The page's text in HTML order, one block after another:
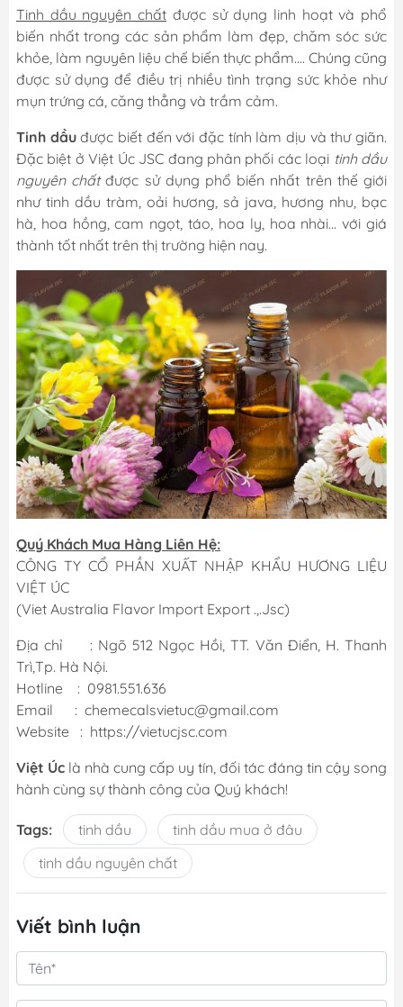
Tinh dầu nguyên chất được sử dụng linh hoạt và phổ
biến nhất trong các sản phẩm làm đẹp, chăm sóc sức
khỏe, làm nguyên liệu chế biến thực phẩm.... Chúng cũng
được sử dụng để điều trị nhiều tình trạng sức khỏe như
mụn trứng cá, căng thẳng và trầm cảm.
Tinh dầuđược biết đến với đặc tính làm dịu và thư giãn.
Đặc biệt ở Việt Úc JSC đang phân phối các loại tinh dầu
nguyên chấtđược sử dụng phổ biến nhất trên thế giới
như tinh dầu tràm, oải hương, sả java, hương nhu, bạc
hà, hoa hồng, cam ngọt, táo, hoa ly, hoa nhài... với giá
thành tốt nhất trên thị trường hiện nay.
Quý Khách Mua Hàng Liên Hệ:
CÔNG TY CỔ PHẦN XUẤT NHẬP KHẨU HƯƠNG LIỆU
VIỆT ÚC
(Viet Australia Flavor Import Export .,.Jsc)
Địa chỉ : Ngõ 512 Ngọc Hồi, TT. Văn Điển, H. Thanh
Trì,Tp. Hà Nội.
Hotline : 0981.551.636
Email : chemecalsvietuc@gmail.com
Website : https://vietucjsc.com
Việt Úc là nhà cung cấp uy tín, đối tác đáng tin cậy song
hành cùng sự thành công của Quý khách!
Tags: tinh dầu
tinh dầu mua ở đâu
tinh dầu nguyên chất
Viết bình luận